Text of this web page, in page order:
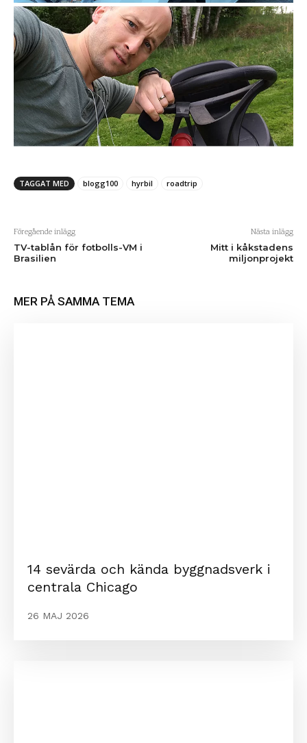
TAGGAT MED blogg100 hyrbil roadtrip
Föregående inlägg
TV-tablån för fotbolls-VM i
Brasilien
Nästa inlägg
Mitt i kåkstadens
miljonprojekt
MER PÅ SAMMA TEMA
14 sevärda och kända byggnadsverk i
centrala Chicago
26 MAJ 2026